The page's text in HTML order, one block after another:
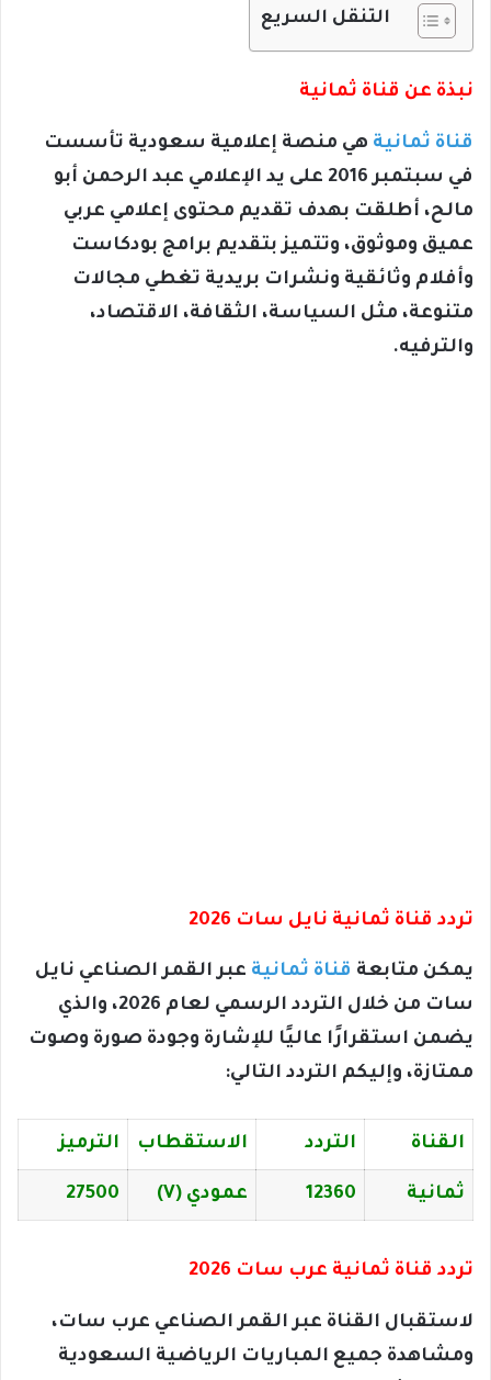
التنقل السريع
نبذة عن قناة ثمانية
قناة ثمانية هي منصة إعلامية سعودية تأسست
في سبتمبر 2016 على يد الإعلامي عبد الرحمن أبو
مالح، أطلقت بهدف تقديم محتوى إعلامي عربي
عميق وموثوق، وتتميز بتقديم برامج بودكاست
وأفلام وثائقية ونشرات بريدية تغطي مجالات
متنوعة، مثل السياسة، الثقافة، الاقتصاد،
والترفيه.
تردد قناة ثمانية نايل سات 2026
يمكن متابعة قناة ثمانية عبر القمر الصناعي نايل
سات من خلال التردد الرسمي لعام 2026، والذي
يضمن استقرارًا عاليًا للإشارة وجودة صورة وصوت
ممتازة، وإليكم التردد التالي:
القناة التردد الاستقطاب الترميز
ثمانية 12360 عمودي (V) 27500
تردد قناة ثمانية عرب سات 2026
لاستقبال القناة عبر القمر الصناعي عرب سات،
ومشاهدة جميع المباريات الرياضية السعودية